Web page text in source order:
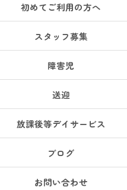
初めてご利用の方へ
スタッフ募集
障害児
送迎
放課後等デイサービス
ブログ
お問い合わせ